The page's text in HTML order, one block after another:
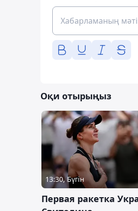
Оқи отырыңыз
13:30, Бүгін
Первая ракетка